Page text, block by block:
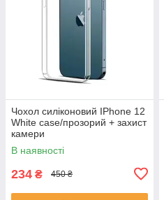
Чохол силіконовий IPhone 12
White case/прозорий + захист
камери
В наявності
234 ₴ 450 ₴